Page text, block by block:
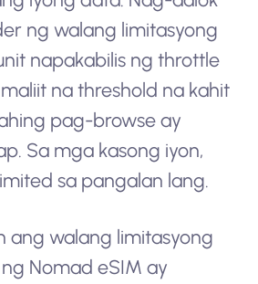
ng walang limitasyong
napakabilis ng throttle
na threshold na kahit
pag-browse ay
Sa mga kasong iyon,
sa pangalan lang.
ang walang limitasyong
Nomad eSIM ay